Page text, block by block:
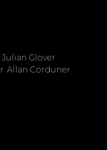
Julian Glover
Allan Corduner